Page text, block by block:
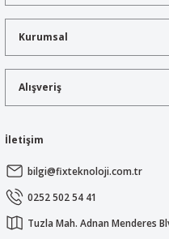
Ürün açıklamasında eksik
Ürün bilgilerinde hatalar
Bu ürüne benzer farklı
Kurumsal
Alışveriş
İletişim
bilgi@fixteknoloji.com.tr
0252 502 54 41
Tuzla Mah. Adnan Menderes